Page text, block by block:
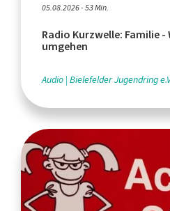
05.08.2026 - 53 Min.
Radio Kurzwelle: Familie
umgehen
Audio Bielefelder Jugendring